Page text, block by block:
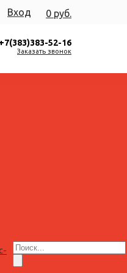
0 руб.
Вход
+7(383)383-52-16
Заказать звонок